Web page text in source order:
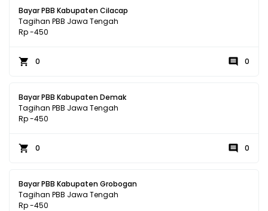
Bayar PBB Kabupaten Cilacap
Tagihan PBB Jawa Tengah
Rp -450
0 0
Bayar PBB Kabupaten Demak
Tagihan PBB Jawa Tengah
Rp -450
0 0
Bayar PBB Kabupaten Grobogan
Tagihan PBB Jawa Tengah
Rp -450